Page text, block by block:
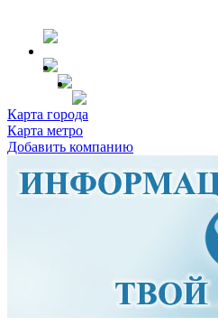
Карта города
Карта метро
Добавить компанию